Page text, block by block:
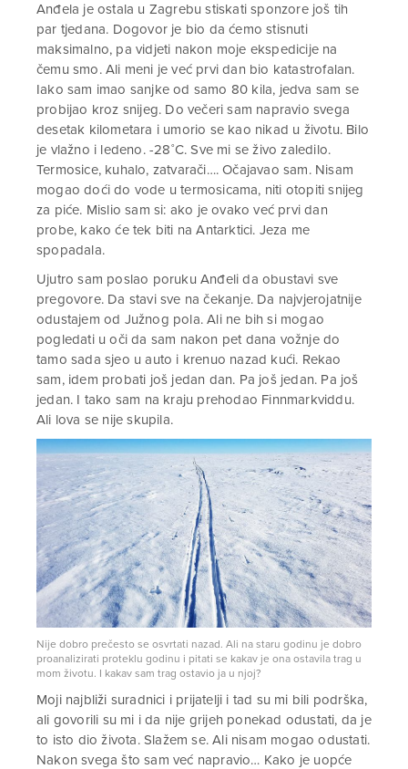
Anđela je ostala u Zagrebu stiskati sponzore još tih
par tjedana. Dogovor je bio da ćemo stisnuti
maksimalno, pa vidjeti nakon moje ekspedicije na
čemu smo. Ali meni je već prvi dan bio katastrofalan.
Iako sam imao sanjke od samo 80 kila, jedva sam se
probijao kroz snijeg. Do večeri sam napravio svega
desetak kilometara i umorio se kao nikad u životu. Bilo
je vlažno i ledeno. -28˚C. Sve mi se živo zaledilo.
Termosice, kuhalo, zatvarači…. Očajavao sam. Nisam
mogao doći do vode u termosicama, niti otopiti snijeg
za piće. Mislio sam si: ako je ovako već prvi dan
probe, kako će tek biti na Antarktici. Jeza me
spopadala.
Ujutro sam poslao poruku Anđeli da obustavi sve
pregovore. Da stavi sve na čekanje. Da najvjerojatnije
odustajem od Južnog pola. Ali ne bih si mogao
pogledati u oči da sam nakon pet dana vožnje do
tamo sada sjeo u auto i krenuo nazad kući. Rekao
sam, idem probati još jedan dan. Pa još jedan. Pa još
jedan. I tako sam na kraju prehodao Finnmarkviddu.
Ali lova se nije skupila.
Nije dobro prečesto se osvrtati nazad. Ali na staru godinu je dobro
proanalizirati proteklu godinu i pitati se kakav je ona ostavila trag u
mom životu. I kakav sam trag ostavio ja u njoj?
Moji najbliži suradnici i prijatelji i tad su mi bili podrška,
ali govorili su mi i da nije grijeh ponekad odustati, da je
to isto dio života. Slažem se. Ali nisam mogao odustati.
Nakon svega što sam već napravio… Kako je uopće